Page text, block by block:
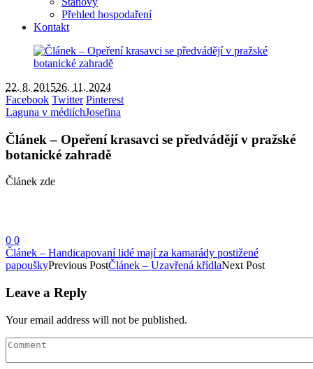
Přehled hospodaření
Kontakt
22. 8. 201526. 11. 2024
Facebook Twitter Pinterest
Laguna v médiíchJosefina
Článek – Opeření krasavci se předvádějí v pražské
botanické zahradě
Článek zde
0 0
Článek – Handicapovaní lidé mají za kamarády postižené
papouškyPrevious PostČlánek – Uzavřená křídlaNext Post
Leave a Reply
Your email address will not be published.